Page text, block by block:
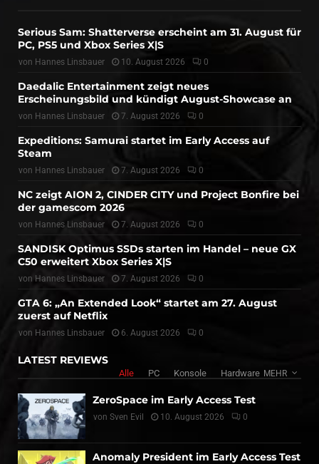
Serious Sam: Shatterverse erscheint am 31. August für
PC, PS5 und Xbox Series X|S
von Hannes Linsbauer 10. August 2026 0
Daedalic Entertainment zeigt neues
Erscheinungsbild und kündigt August-Showcase an
von Hannes Linsbauer 7. August 2026 0
Expeditions: Samurai startet im Early Access auf
Steam
von Hannes Linsbauer 7. August 2026 0
NC zeigt AION 2, CINDER CITY und Project Bonfire bei
der gamescom 2026
von Hannes Linsbauer 7. August 2026 0
SANDISK Optimus SSDs starten im Handel – neue GX
C50 erweitert Xbox Series X|S
von Hannes Linsbauer 7. August 2026 0
GTA 6: „An Extended Look“ startet am 27. August
zuerst auf Netflix
von Hannes Linsbauer 6. August 2026 0
LATEST REVIEWS
Alle PC Konsole Hardware MEHR
ZeroSpace im Early Access Test
von Sven Evil 10. August 2026 0
Anomaly President im Early Access Test